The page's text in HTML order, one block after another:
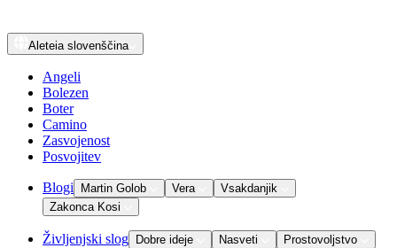
Aleteia slovenščina
Angeli
Bolezen
Boter
Camino
Zasvojenost
Posvojitev
Blogi Martin Golob Vera
Vsakdanjik
Zakonca Kosi
Življenjski slog Dobre ideje Nasveti
Prostovoljstvo